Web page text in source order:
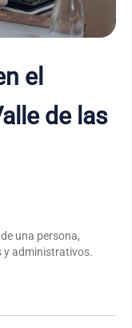
el
de las
una persona,
y administrativos.